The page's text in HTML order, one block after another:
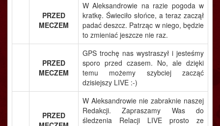
PRZED
MECZEM
W Aleksandrowie na razie pogoda w
kratkę. Świeciło słońce, a teraz zaczął
padać deszcz. Patrząc w niego, będzie
to zmieniać jeszcze nie raz.
PRZED
MECZEM
GPS trochę nas wystraszył i jesteśmy
sporo przed czasem. No, ale dzięki
temu możemy szybciej zacząć
dzisiejszy LIVE :-)
PRZED
W Aleksandrowie nie zabraknie naszej
Redakcji. Zapraszamy Was do
śledzenia Relacji LIVE prosto ze